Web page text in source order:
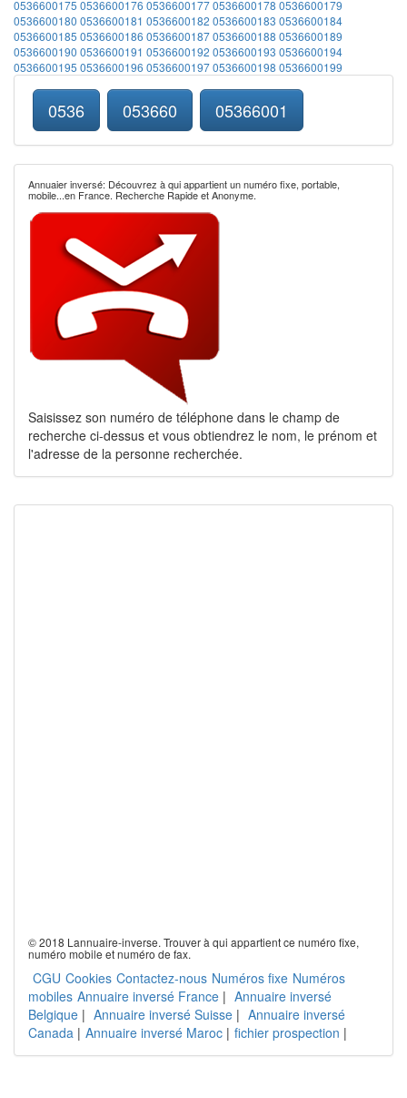
0536600175 0536600176 05366001770536600178 0536600179
0536600180 0536600181 0536600182 0536600183 0536600184
0536600185 0536600186 05366001870536600188 0536600189
0536600190 0536600191 0536600192 0536600193 0536600194
0536600195 0536600196 05366001970536600198 0536600199
0536 053660 05366001
Annuaier inversé: Découvrez à qui appartient un numéro fixe, portable,
mobile...en France. Recherche Rapide et Anonyme.
Saisissez son numéro de téléphone dans le champ de
recherche ci-dessus et vous obtiendrez le nom, le prénom et
l'adresse de la personne recherchée.
© 2018 Lannuaire-inverse. Trouver à qui appartient ce numéro fixe,
numéro mobile et numéro de fax.
CGU Cookies Contactez-nous Numéros fixe Numéros
mobiles Annuaire inversé France | Annuaire inversé
Belgique | Annuaire inversé Suisse | Annuaire inversé
Canada | Annuaire inversé Maroc | fichier prospection |